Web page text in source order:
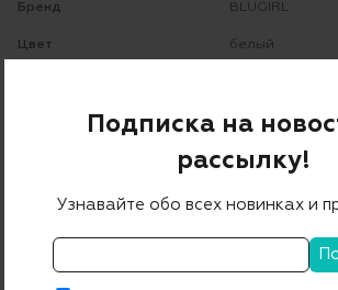
Бренд BLUGIRL
Цвет белый
Страна дизайна Италия
Италия
Бесплатная примерка в пункте выдачи
Подписка на
рассылку!
Узнавайте обо всех новинках и